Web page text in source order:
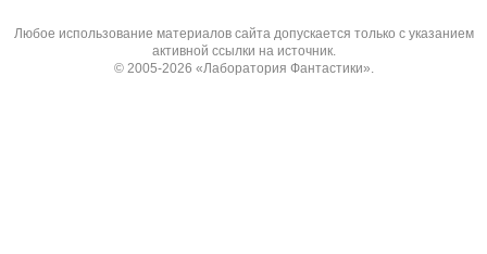
Любое использование материалов сайта допускается только с указанием
активной ссылки на источник.
© 2005-2026 «Лаборатория Фантастики»